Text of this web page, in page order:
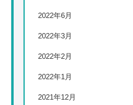
2022年6月
2022年3月
2022年2月
2022年1月
2021年12月